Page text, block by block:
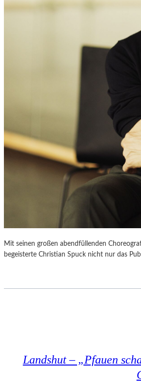
Mit seinen großen abendfüllenden
begeisterte Christian Spuck nicht nur das
Landshut – „Pfauen